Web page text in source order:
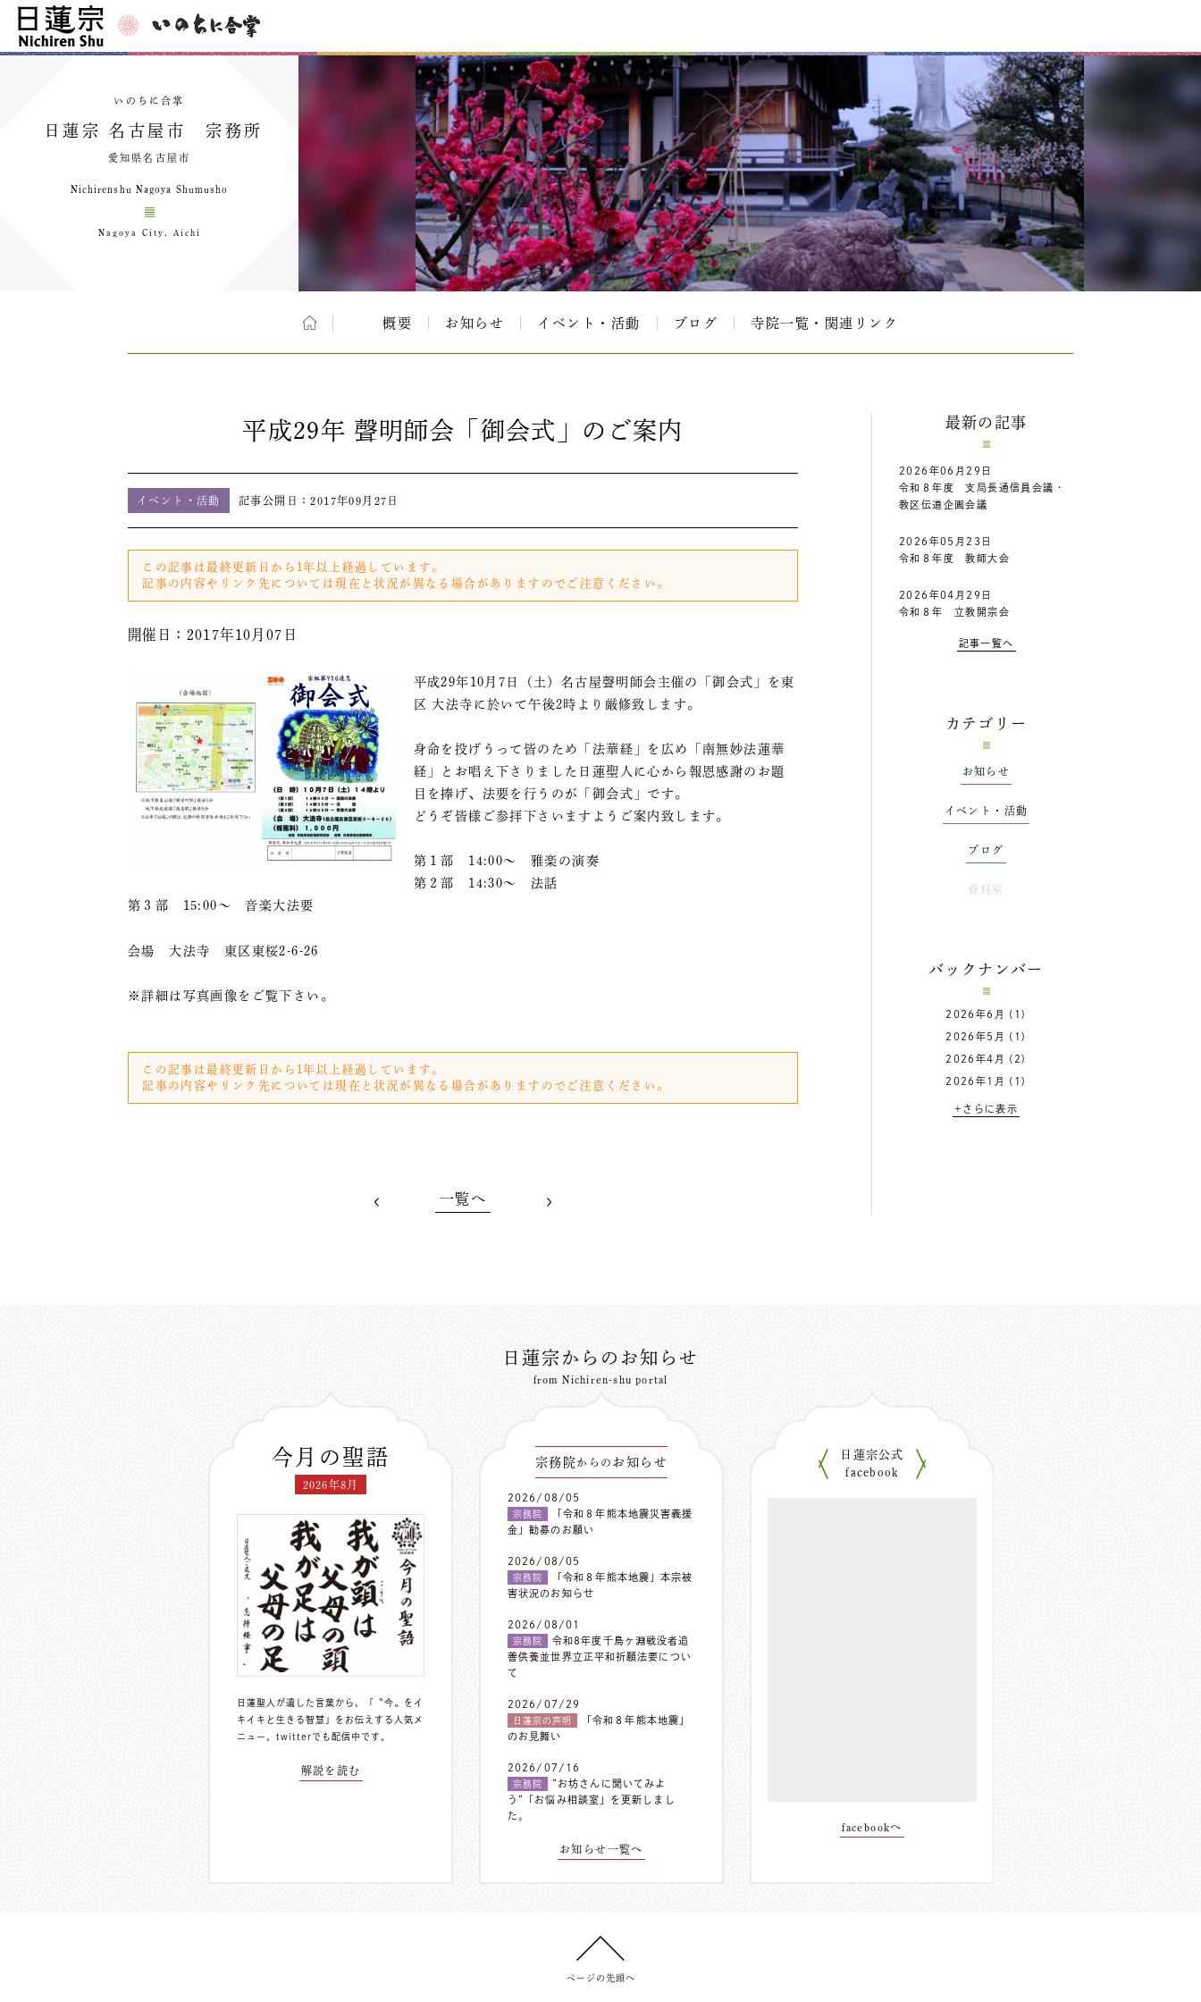
いのちに合掌
日蓮宗 名古屋市 宗務所
愛知県名古屋市
Nichirenshu Nagoya Shumusho
Nagoya City, Aichi
概要 お知らせ イベント・活動 ブログ 寺院一覧・関連リンク
平成29年 聲明師会「御会式」のご案内
イベント・活動 記事公開日：2017年09月27日
この記事は最終更新日から1年以上経過しています。
記事の内容やリンク先については現在と状況が異なる場合がありますのでご注意ください。
開催日：2017年10月07日
平成29年10月7日（土）名古屋聲明師会主催の「御会式」を東
区 大法寺に於いて午後2時より厳修致します。
身命を投げうって皆のため「法華経」を広め「南無妙法蓮華
経」とお唱え下さりました日蓮聖人に心から報恩感謝のお題
目を捧げ、法要を行うのが「御会式」です。
どうぞ皆様ご参拝下さいますようご案内致します。
第１部 14:00〜 雅楽の演奏
第２部 14:30〜 法話
第３部 15:00〜 音楽大法要
会場 大法寺 東区東桜2-6-26
※詳細は写真画像をご覧下さい。
この記事は最終更新日から1年以上経過しています。
記事の内容やリンク先については現在と状況が異なる場合がありますのでご注意ください。
一覧へ
最新の記事
2026年06月29日
令和８年度 支局長通信員会議・
教区伝道企画会議
2026年05月23日
令和８年度 教師大会
2026年04月29日
令和８年 立教開宗会
記事一覧へ
カテゴリー
お知らせ
イベント・活動
ブログ
資料室
バックナンバー
2026年6月 (1)
2026年5月 (1)
2026年4月 (2)
2026年1月 (1)
+さらに表示
日蓮宗からのお知らせ
from Nichiren-shu portal
今月の聖語
2026年8月
日蓮聖人が遺した言葉から、「〝今〟をイ
キイキと生きる智慧」をお伝えする人気メ
ニュー。 twitterでも配信中 です。
解説を読む
宗務院からの お知らせ
2026/08/05
宗務院
「令和８年熊本地震災害義援
金」勧募のお願い
2026/08/05
宗務院
「令和８年熊本地震」本宗被
害状況のお知らせ
2026/08/01
宗務院
令和8年度千鳥ヶ淵戦没者追
善供養並世界立正平和祈願法要につい
て
2026/07/29
日蓮宗の声明
「令和８年熊本地震」
のお見舞い
2026/07/16
宗務院
”お坊さんに聞いてみよ
う”「お悩み相談室」を更新しまし
た。
お知らせ一覧へ
日蓮宗公式
facebook
facebookへ
ページの先頭へ